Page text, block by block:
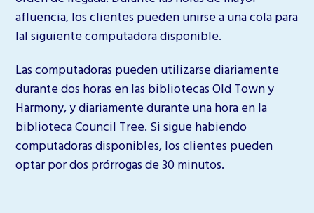
afluencia, los clientes pueden unirse a una cola para
lal siguiente computadora disponible.
Las computadoras pueden utilizarse diariamente
durante dos horas en las bibliotecas Old Town y
Harmony, y diariamente durante una hora en la
biblioteca Council Tree. Si sigue habiendo
computadoras disponibles, los clientes pueden
optar por dos prórrogas de 30 minutos.